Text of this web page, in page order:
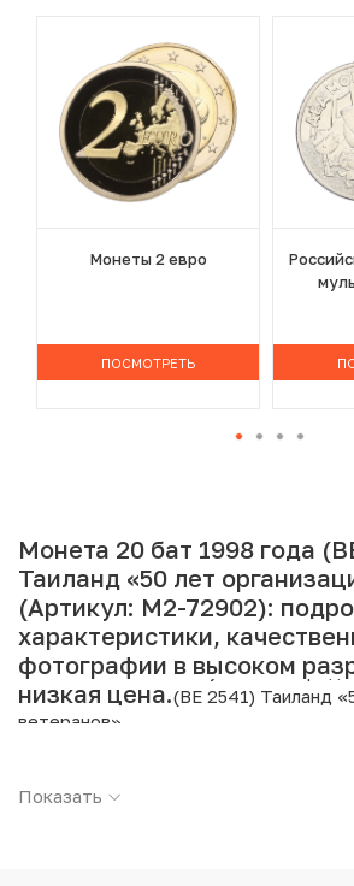
Монеты 2 евро
ПОСМОТРЕТЬ
Монета 20 бат 1998 года
Таиланд «50 лет
(Артикул: M2-72902):
характеристики,
фотографии в высоком
низкая цена.
Интернет магазин «Нумизмат»
20 бат 1998 года (BE 2541) Таиланд
ветеранов».
Показать